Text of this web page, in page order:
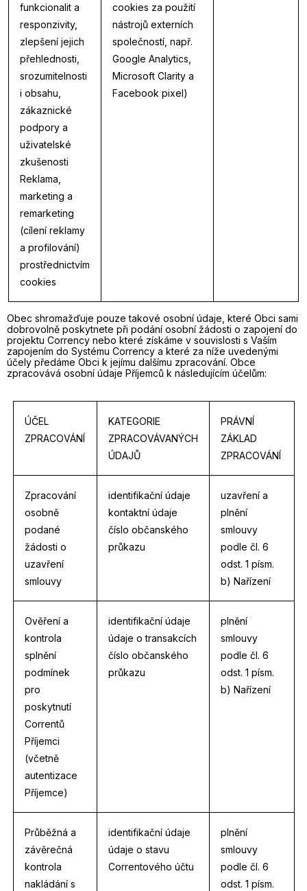
funkcionalit a
responzivity,
zlepšení jejich
přehlednosti,
srozumitelnosti
i obsahu,
zákaznické
podpory a
uživatelské
zkušenosti
Reklama,
marketing a
remarketing
(cílení reklamy
a profilování)
prostřednictvím
cookies
cookies za použití
nástrojů externích
společností, např.
Google Analytics,
Microsoft Clarity a
Facebook pixel)
Obec shromažďuje pouze takové osobní údaje, které Obci sami
dobrovolně poskytnete při podání osobní žádosti o zapojení do
projektu Corrency nebo které získáme v souvislosti s Vaším
zapojením do Systému Corrency a které za níže uvedenými
účely předáme Obci k jejímu dalšímu zpracování. Obce
zpracovává osobní údaje Příjemců k následujícím účelům:
ÚČEL
ZPRACOVÁNÍ
KATEGORIE
ZPRACOVÁVANÝCH
ÚDAJŮ
PRÁVNÍ
ZÁKLAD
ZPRACOVÁNÍ
Zpracování
osobně
podané
žádosti o
uzavření
smlouvy
identifikační údaje
kontaktní údaje
číslo občanského
průkazu
uzavření a
plnění
smlouvy
podle čl. 6
odst. 1 písm.
b) Nařízení
Ověření a
kontrola
splnění
podmínek
pro
poskytnutí
Correntů
Příjemci
(včetně
autentizace
Příjemce)
identifikační údaje
údaje o transakcích
číslo občanského
průkazu
plnění
smlouvy
podle čl. 6
odst. 1 písm.
b) Nařízení
Průběžná a
závěrečná
kontrola
nakládání s
identifikační údaje
údaje o stavu
Correntového účtu
plnění
smlouvy
podle čl. 6
odst. 1 písm.